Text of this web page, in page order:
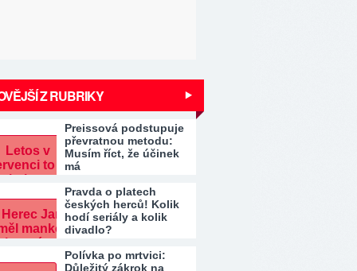
Z RUBRIKY
Preissová podstupuje
převratnou metodu:
Musím říct, že účinek
má
Pravda o platech
českých herců! Kolik
hodí seriály a kolik
divadlo?
Polívka po mrtvici:
Důležitý zákrok na